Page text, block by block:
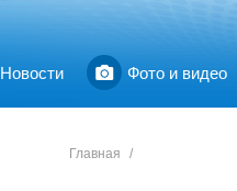
Новости Фото и видео
Главная /